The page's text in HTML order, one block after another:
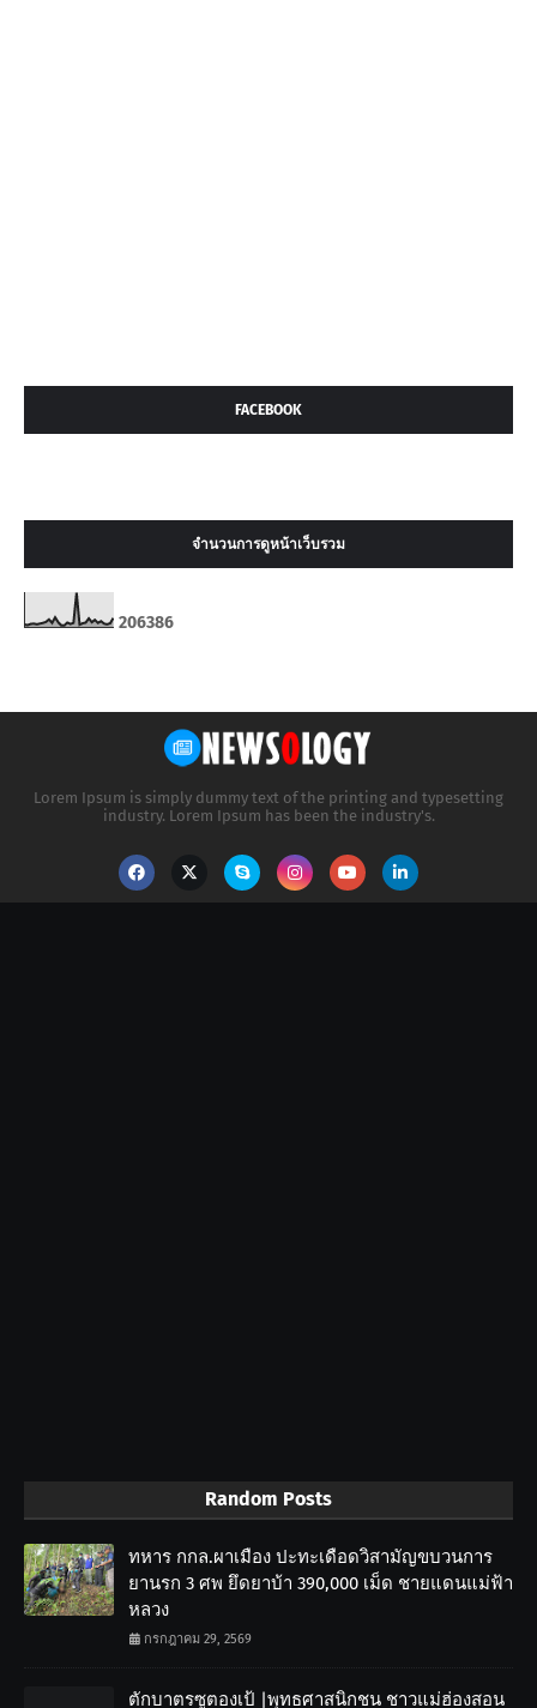
FACEBOOK
จำนวนการดูหน้าเว็บรวม
206386
Lorem Ipsum is simply dummy text of the printing and typesetting
industry. Lorem Ipsum has been the industry's.
Random Posts
ทหาร กกล.ผาเมือง ปะทะเดือดวิสามัญขบวนการ
ยานรก 3 ศพ ยึดยาบ้า 390,000 เม็ด ชายแดนแม่ฟ้า
หลวง
กรกฎาคม 29, 2569
ตักบาตรซูตองเป้ |พุทธศาสนิกชน ชาวแม่ฮ่องสอน